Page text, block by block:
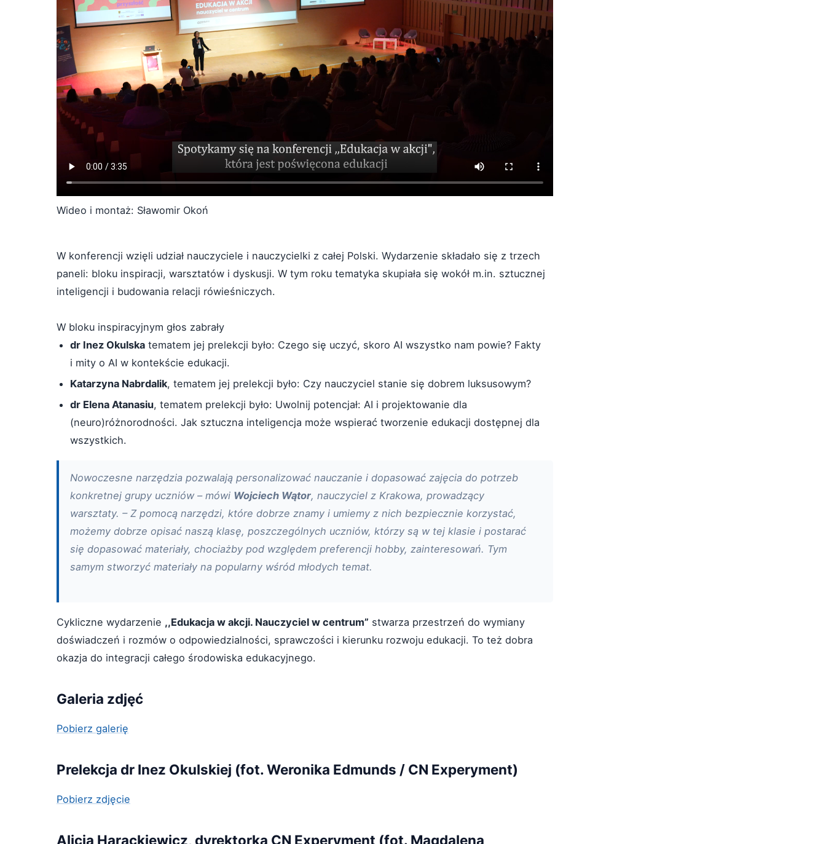
Wideo i montaż: Sławomir Okoń
W konferencji wzięli udział nauczyciele i nauczycielki z całej Polski. Wydarzenie składało się z trzech
paneli: bloku inspiracji, warsztatów i dyskusji. W tym roku tematyka skupiała się wokół m.in. sztucznej
inteligencji i budowania relacji rówieśniczych.
W bloku inspiracyjnym głos zabrały
dr Inez Okulska tematem jej prelekcji było: Czego się uczyć, skoro AI wszystko nam powie? Fakty
i mity o AI w kontekście edukacji.
Katarzyna Nabrdalik, tematem jej prelekcji było: Czy nauczyciel stanie się dobrem luksusowym?
dr Elena Atanasiu, tematem prelekcji było: Uwolnij potencjał: AI i projektowanie dla
(neuro)różnorodności. Jak sztuczna inteligencja może wspierać tworzenie edukacji dostępnej dla
wszystkich.
Nowoczesne narzędzia pozwalają personalizować nauczanie i dopasować zajęcia do potrzeb
konkretnej grupy uczniów – mówi Wojciech Wątor, nauczyciel z Krakowa, prowadzący
warsztaty. – Z pomocą narzędzi, które dobrze znamy i umiemy z nich bezpiecznie korzystać,
możemy dobrze opisać naszą klasę, poszczególnych uczniów, którzy są w tej klasie i postarać
się dopasować materiały, chociażby pod względem preferencji hobby, zainteresowań. Tym
samym stworzyć materiały na popularny wśród młodych temat.
Cykliczne wydarzenie ,,Edukacja w akcji. Nauczyciel w centrum” stwarza przestrzeń do wymiany
doświadczeń i rozmów o odpowiedzialności, sprawczości i kierunku rozwoju edukacji. To też dobra
okazja do integracji całego środowiska edukacyjnego.
Galeria zdjęć
Pobierz galerię
Prelekcja dr Inez Okulskiej (fot. Weronika Edmunds / CN Experyment)
Pobierz zdjęcie
Alicja Harackiewicz, dyrektorka CN Experyment (fot. Magdalena